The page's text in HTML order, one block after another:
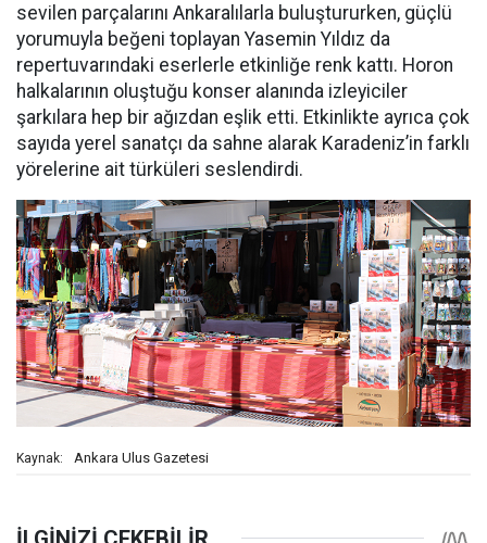
sevilen parçalarını Ankaralılarla buluştururken, güçlü
yorumuyla beğeni toplayan Yasemin Yıldız da
repertuvarındaki eserlerle etkinliğe renk kattı. Horon
halkalarının oluştuğu konser alanında izleyiciler
şarkılara hep bir ağızdan eşlik etti. Etkinlikte ayrıca çok
sayıda yerel sanatçı da sahne alarak Karadeniz’in farklı
yörelerine ait türküleri seslendirdi.
Kaynak: Ankara Ulus Gazetesi